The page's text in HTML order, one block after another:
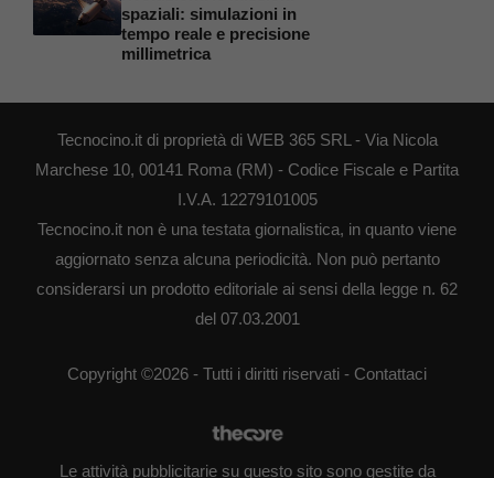
spaziali: simulazioni in
tempo reale e precisione
millimetrica
Tecnocino.it di proprietà di WEB 365 SRL - Via Nicola
Marchese 10, 00141 Roma (RM) - Codice Fiscale e Partita
I.V.A. 12279101005
Tecnocino.it non è una testata giornalistica, in quanto viene
aggiornato senza alcuna periodicità. Non può pertanto
considerarsi un prodotto editoriale ai sensi della legge n. 62
del 07.03.2001
Copyright ©2026 - Tutti i diritti riservati - Contattaci
Le attività pubblicitarie su questo sito sono gestite da